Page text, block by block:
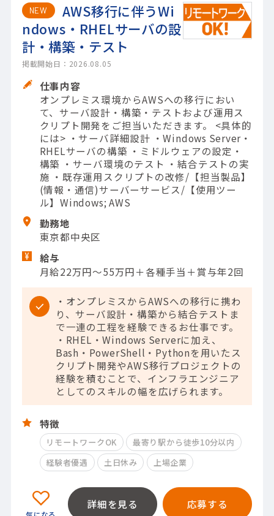
NEW
AWS移行に伴うWi
ndows・RHELサーバの設
計・構築・テスト
掲載開始日：2026.08.05
仕事内容
オンプレミス環境からAWSへの移行におい
て、サーバ設計・構築・テストおよび運用ス
クリプト開発をご担当いただきます。 <具体的
には> ・サーバ詳細設計 ・Windows Server・
RHELサーバの構築 ・ミドルウェアの設定・
構築 ・サーバ環境のテスト ・結合テストの実
施 ・既存運用スクリプトの改修/【担当製品】
(情報・通信)サーバーサービス/【使用ツー
ル】Windows; AWS
勤務地
東京都中央区
給与
月給22万円～55万円＋各種手当＋賞与年2回
・オンプレミスからAWSへの移行に携わ
り、サーバ設計・構築から結合テストま
で一連の工程を経験できるお仕事です。
・RHEL・Windows Serverに加え、
Bash・PowerShell・Pythonを用いたス
クリプト開発やAWS移行プロジェクトの
経験を積むことで、インフラエンジニア
としてのスキルの幅を広げられます。
特徴
リモートワークOK
最寄り駅から徒歩10分以内
経験者優遇
土日休み 上場企業
詳細を見る 応募する